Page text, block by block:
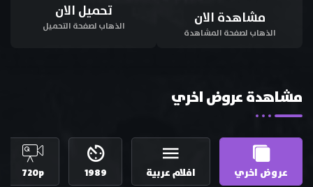
مشاهدة الان
الذهاب لصفحة المشاهدة
تحميل الان
الذهاب لصفحة التحميل
مشاهدة عروض اخري
عروض اخري افلام عربية 1989
720p